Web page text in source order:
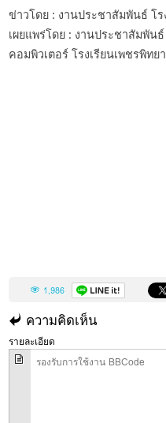
ข่าวโดย : งานประชาสัมพันธ์ โร
เผยแพร่โดย : งานประชาสัมพัน
คอมพิวเตอร์ โรงเรียนเพชรพิทย
1,986
ความคิดเห็น
รายละเอียด